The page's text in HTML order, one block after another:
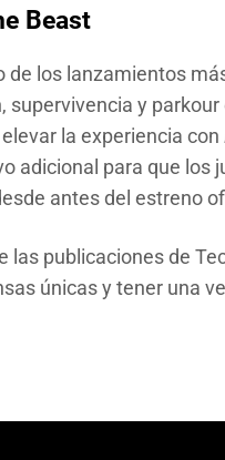
Beast
los lanzamientos
supervivencia y
la experiencia con
adicional para que los
antes del estreno
las publicaciones de
únicas y tener una